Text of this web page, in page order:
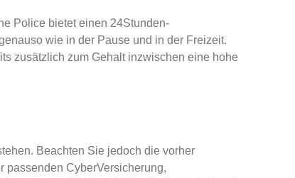
Police bietet ei­nen 24­Stunden­
wie in der Pause und in der Freizeit.
zusätzlich zum Gehalt inzwischen eine hohe
Beachten Sie jedoch die vorher
passenden Cyber­Versicherung,